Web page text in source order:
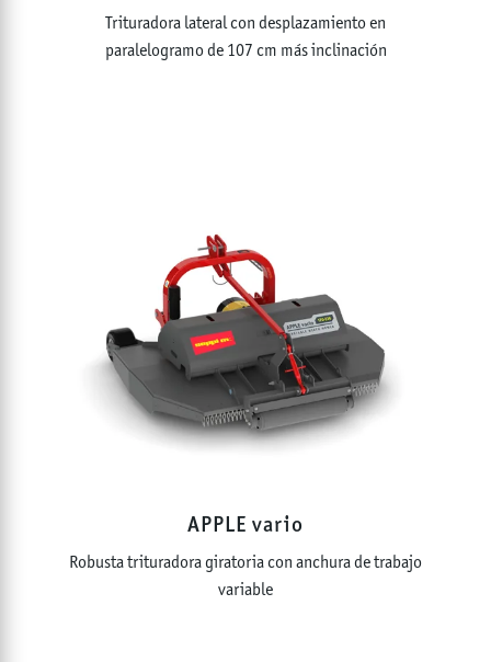
Trituradora lateral con desplazamiento en
paralelogramo de 107 cm más inclinación
APPLE vario
Robusta trituradora giratoria con anchura de trabajo
variable